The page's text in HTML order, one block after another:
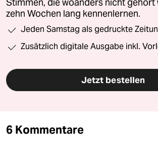
Stimmen, die woanders nicht gehört
zehn Wochen lang kennenlernen.
Jeden Samstag als gedruckte
Zusätzlich digitale Ausgabe inkl.
Jetzt bestellen
6 Kommentare